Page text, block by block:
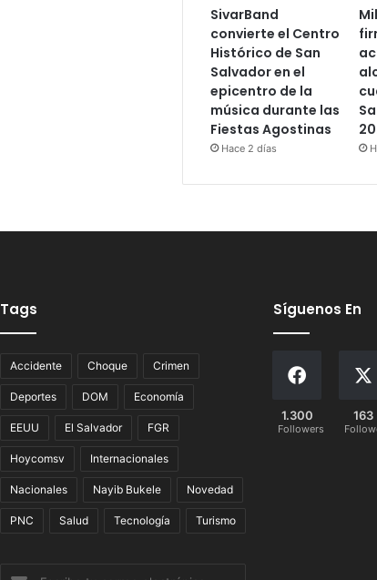
SivarBand
convierte el Centro
Histórico de San
Salvador en el
epicentro de la
música durante las
Fiestas Agostinas
Hace 2 días
Tags
Accidente Choque Crimen
Deportes DOM Economía
EEUU El Salvador FGR
Hoycomsv Internacionales
Nacionales Nayib Bukele Novedad
PNC Salud Tecnología Turismo
Escribe
Síguenos En
1.300
Followers
163